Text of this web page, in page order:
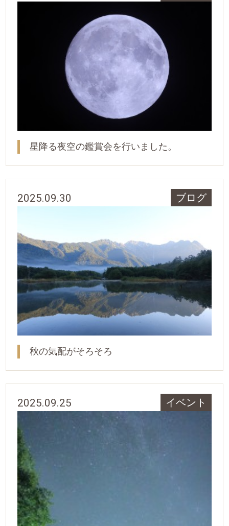
星降る夜空の鑑賞会を行いました。
2025.09.30 ブログ
秋の気配がそろそろ
2025.09.25 イベント